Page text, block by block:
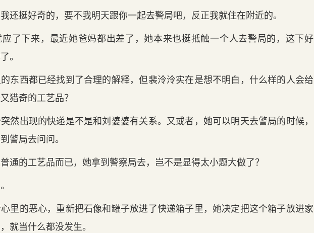
我还挺好奇的，要不我明天跟你一起去警局吧，反正我就住在附近的。
了下来，最近她爸妈都出差了，她本来也挺抵触一个人去警局的，这下好
。
东西都已经找到了合理的解释，但裴泠泠实在是想不明白，什么样的人会给
猎奇的工艺品？
然出现的快递是不是和刘婆婆有关系。又或者，她可以明天去警局的时候，
警局去问问。
通的工艺品而已，她拿到警察局去，岂不是显得太小题大做了？
里的恶心，重新把石像和罐子放进了快递箱子里，她决定把这个箱子放进家
就当什么都没发生。